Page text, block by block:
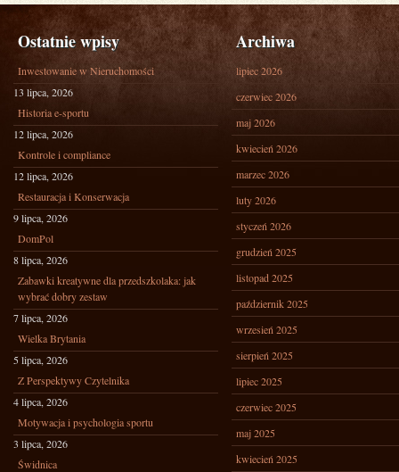
Ostatnie wpisy
Inwestowanie w Nieruchomości
13 lipca, 2026
Historia e-sportu
12 lipca, 2026
Kontrole i compliance
12 lipca, 2026
Restauracja i Konserwacja
9 lipca, 2026
DomPol
8 lipca, 2026
Zabawki kreatywne dla przedszkolaka: jak
wybrać dobry zestaw
7 lipca, 2026
Wielka Brytania
5 lipca, 2026
Z Perspektywy Czytelnika
4 lipca, 2026
Motywacja i psychologia sportu
3 lipca, 2026
Świdnica
Archiwa
lipiec 2026
czerwiec 2026
maj 2026
kwiecień 2026
marzec 2026
luty 2026
styczeń 2026
grudzień 2025
listopad 2025
październik 2025
wrzesień 2025
sierpień 2025
lipiec 2025
czerwiec 2025
maj 2025
kwiecień 2025